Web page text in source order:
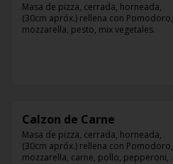
Masa de pizza, cerrada, horneada,
(30cm apróx.) rellena con Pomodoro,
mozzarella, pesto, mix vegetales.
Calzon de Carne
Masa de pizza, cerrada, horneada,
(30cm apróx.) rellena con Pomodoro,
mozzarella, carne, pollo, pepperoni,